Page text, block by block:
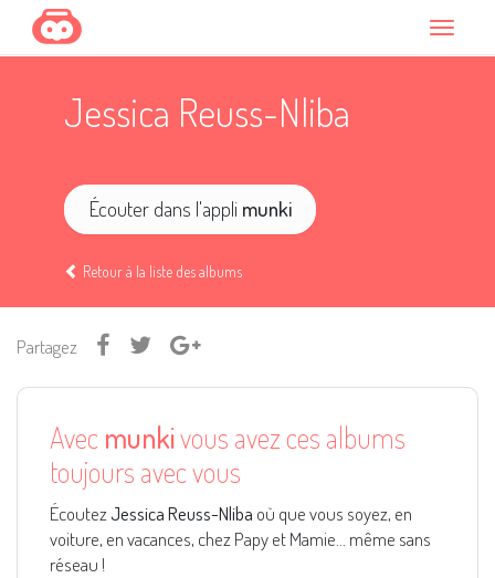
Jessica Reuss-Nliba
Écouter dans l'appli munki
Retour à la liste des albums
Partagez
Avec munkivous avez ces albums
toujours avec vous
Écoutez Jessica Reuss-Nliba où que vous soyez, en
voiture, en vacances, chez Papy et Mamie... même sans
réseau !